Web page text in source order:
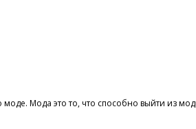
моде. Мода это то, что способно выйти из